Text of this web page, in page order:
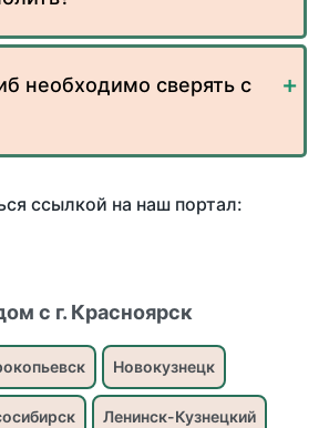
необходимо сверять с
ссылкой на наш портал:
с г. Красноярск
Новокузнецк
Ленинск-Кузнецкий